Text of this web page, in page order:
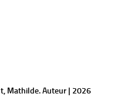
Mathilde. Auteur | 2026